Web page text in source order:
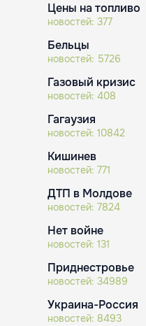
Цены на топливо
новостей: 377
Бельцы
новостей: 5726
Газовый кризис
новостей: 408
Гагаузия
новостей: 10842
Кишинев
новостей: 771
ДТП в Молдове
новостей: 7824
Нет войне
новостей: 131
Приднестровье
новостей: 34989
Украина-Россия
новостей: 8493